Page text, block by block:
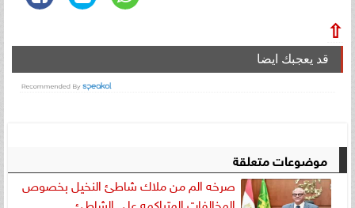
⇧
قد يعجبك ايضا
موضوعات متعلقة
صرخه الم من ملاك شاطئ النخيل بخصوص